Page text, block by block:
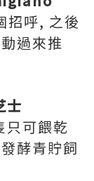
招呼, 之後
過來推
士
只可餵乾
酵青貯飼